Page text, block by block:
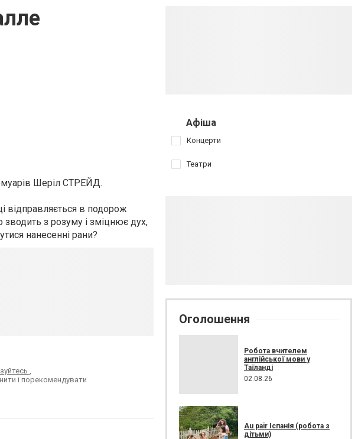
Шеріл СТРЕЙД.
відправляється в подорож
з розуму і зміцнює дух,
нанесенні рани?
,
і порекомендувати
Афіша
Концерти
Театри
Оголошення
Робота вчителем
англійської мови у
Таїланді
02.08.26
Au pair Іспанія (робота з
дітьми)